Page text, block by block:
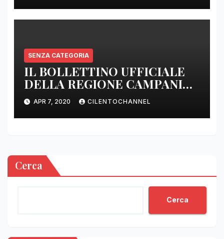
SENZA CATEGORIA
IL BOLLETTINO UFFICIALE
DELLA REGIONE CAMPANIA
DELLE ORE 22.00
APR 7, 2020 CILENTOCHANNEL
Cerca
Cerca